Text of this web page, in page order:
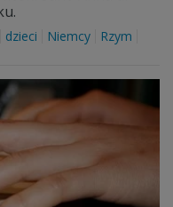
dzieci Niemcy
Rzym